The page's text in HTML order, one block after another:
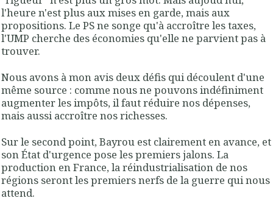
l'heure n'est plus aux mises en garde, mais aux
propositions. Le PS ne songe qu'à accroître les taxes,
l'UMP cherche des économies qu'elle ne parvient pas à
trouver.
Nous avons à mon avis deux défis qui découlent d'une
même source : comme nous ne pouvons indéfiniment
augmenter les impôts, il faut réduire nos dépenses,
mais aussi accroître nos richesses.
Sur le second point, Bayrou est clairement en avance, et
son État d'urgence pose les premiers jalons. La
production en France, la réindustrialisation de nos
régions seront les premiers nerfs de la guerre qui nous
attend.